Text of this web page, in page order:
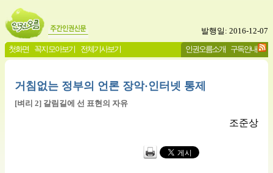
발행일: 2016-12-07
첫화면 꼭지 모아보기 전체기사보기 인권오름소개 구독안내
거침없는 정부의 언론 장악·인터넷 통제
[벼리 2] 갈림길에 선 표현의 자유
조준상